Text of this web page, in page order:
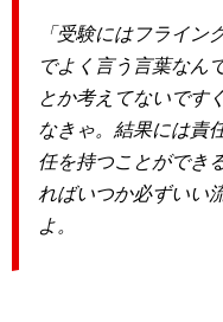
「受験にはフライン
でよく言う言葉なん
とか考えてないです
なきゃ。結果には責
任を持つことができ
ればいつか必ずいい
よ。